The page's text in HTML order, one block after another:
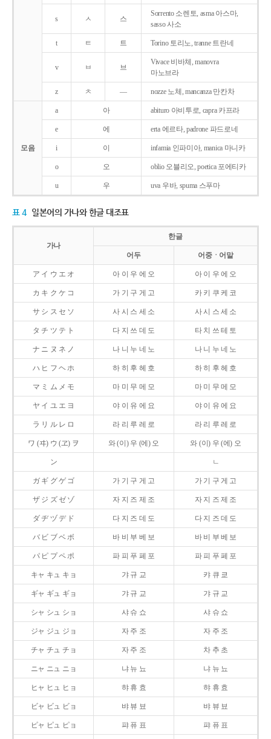
s ㅅ 스
Sorrento 소렌토, asma 아스마,
sasso 사소
t ㅌ 트 Torino 토리노, tranne 트란네
v ㅂ 브
Vivace 비바체, manovra
마노브라
z ㅊ ― nozze 노체, mancanza 만칸차
모음
a 아 abituro 아비투로, capra 카프라
e 에 erta 에르타, padrone 파드로네
i 이 infamia 인파미아, manica 마니카
o 오 oblio 오블리오, poetica 포에티카
u 우 uva 우바, spuma 스푸마
표 4 일본어의 가나와 한글 대조표
가나
한글
어두 어중ㆍ어말
ア イ ウ エ オ 아 이 우 에 오 아 이 우 에 오
カ キ ク ケ コ 가 기 구 게 고 카 키 쿠 케 코
サ シ ス セ ソ 사 시 스 세 소 사 시 스 세 소
タ チ ツ テ ト 다 지 쓰 데 도 타 치 쓰 테 토
ナ ニ ヌ ネ ノ 나 니 누 네 노 나 니 누 네 노
ハ ヒ フ ヘ ホ 하 히 후 헤 호 하 히 후 헤 호
マ ミ ム メ モ 마 미 무 메 모 마 미 무 메 모
ヤ イ ユ エ ヨ 야 이 유 에 요 야 이 유 에 요
ラ リ ル レ ロ 라 리 루 레 로 라 리 루 레 로
ワ (ヰ) ウ (ヱ) ヲ 와 (이) 우 (에) 오 와 (이) 우 (에) 오
ン ㄴ
ガ ギ グ ゲ ゴ 가 기 구 게 고 가 기 구 게 고
ザ ジ ズ ゼ ゾ 자 지 즈 제 조 자 지 즈 제 조
ダ ヂ ヅ デ ド 다 지 즈 데 도 다 지 즈 데 도
バ ビ ブ ベ ボ 바 비 부 베 보 바 비 부 베 보
パ ピ プ ペ ポ 파 피 푸 페 포 파 피 푸 페 포
キャ キュ キョ 갸 규 교 캬 큐 쿄
ギャ ギュ ギョ 갸 규 교 갸 규 교
シャ シュ ショ 샤 슈 쇼 샤 슈 쇼
ジャ ジュ ジョ 자 주 조 자 주 조
チャ チュ チョ 자 주 조 차 추 초
ニャ ニュ ニョ 냐 뉴 뇨 냐 뉴 뇨
ヒャ ヒュ ヒョ 햐 휴 효 햐 휴 효
ビャ ビュ ビョ 뱌 뷰 뵤 뱌 뷰 뵤
ピャ ピュ ピョ 퍄 퓨 표 퍄 퓨 표